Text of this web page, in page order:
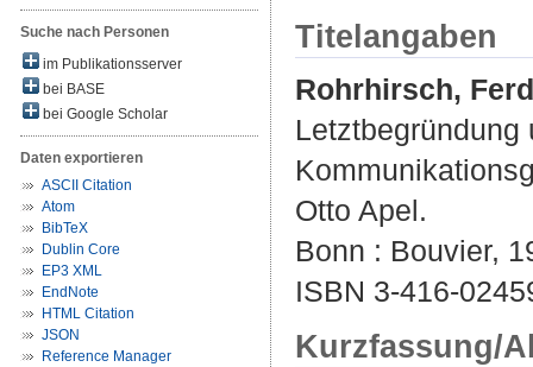
Suche nach Personen
im Publikationsserver
bei BASE
bei Google Scholar
Daten exportieren
ASCII Citation
Atom
BibTeX
Dublin Core
EP3 XML
EndNote
HTML Citation
JSON
Reference Manager
Titelangaben
Rohrhirsch,
Otto Apel.
Bonn : Bouvier,
ISBN 3-416-
Kurzfassung/